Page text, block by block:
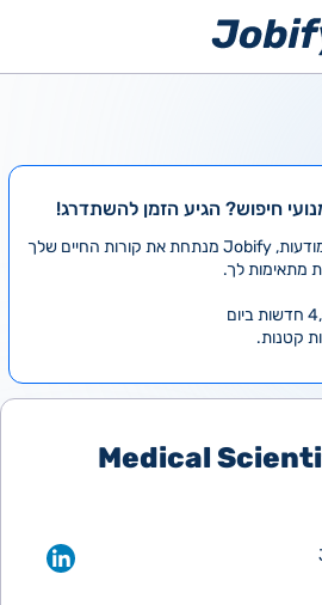
חיפוש? הגיע הזמן להשתדרג!
במקום לעבור לבד על אלפי מודעות, Jobify מנתחת את קורות החיים שלך
מתאימות לך.
קטנות.
Medical